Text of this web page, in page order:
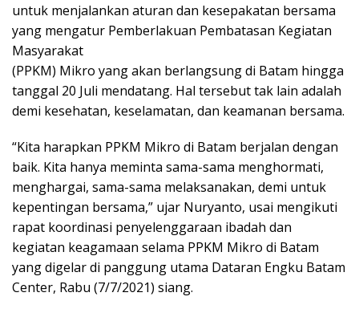
untuk menjalankan aturan dan kesepakatan bersama
yang mengatur Pemberlakuan Pembatasan Kegiatan
Masyarakat
(PPKM) Mikro yang akan berlangsung di Batam hingga
tanggal 20 Juli mendatang. Hal tersebut tak lain adalah
demi kesehatan, keselamatan, dan keamanan bersama.
“Kita harapkan PPKM Mikro di Batam berjalan dengan
baik. Kita hanya meminta sama-sama menghormati,
menghargai, sama-sama melaksanakan, demi untuk
kepentingan bersama,” ujar Nuryanto, usai mengikuti
rapat koordinasi penyelenggaraan ibadah dan
kegiatan keagamaan selama PPKM Mikro di Batam
yang digelar di panggung utama Dataran Engku Batam
Center, Rabu (7/7/2021) siang.